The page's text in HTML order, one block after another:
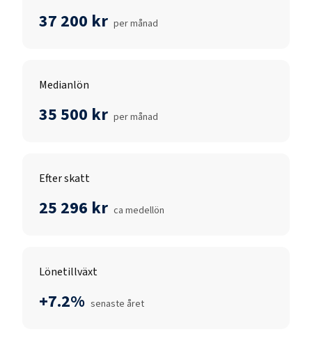
37 200 kr per månad
Medianlön
35 500 kr per månad
Efter skatt
25 296 kr ca medellön
Lönetillväxt
+7.2% senaste året